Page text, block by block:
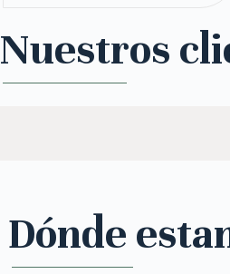
Nuestros
Dónde